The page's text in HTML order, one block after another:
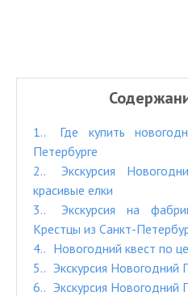
1.
Где купить
Петербурге
2.
Экскурсия
красивые елки
3.
Экскурсия на
Крестцы из Санкт-
4.
Новогодний квест по
5.
Экскурсия Новогодний
6.
Экскурсия Новогодний